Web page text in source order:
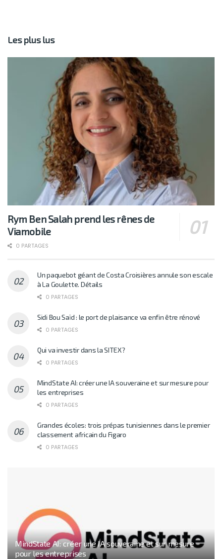
Les plus lus
Rym Ben Salah prend les rênes de
Viamobile
0 PARTAGES
Un paquebot géant de Costa Croisières annule son escale
à La Goulette. Détails
0 PARTAGES
Sidi Bou Saïd : le port de plaisance va enfin être rénové
0 PARTAGES
Qui va investir dans la SITEX?
0 PARTAGES
MindState AI: créer une IA souveraine et sur mesure pour
les entreprises
0 PARTAGES
Grandes écoles: trois prépas tunisiennes dans le premier
classement africain du Figaro
0 PARTAGES
MindState AI: créer une IA souveraine et sur mesure
pour les entreprises